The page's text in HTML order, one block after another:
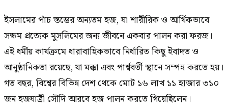
ইসলামের পাঁচ স্তম্ভের অন্যতম হজ, যা শারীরিক ও আর্থিকভাবে
সক্ষম প্রত্যেক মুসলিমের জন্য জীবনে একবার পালন করা ফরজ।
এই ধর্মীয় কার্যক্রমে ধারাবাহিকভাবে নির্ধারিত কিছু ইবাদত ও
আনুষ্ঠানিকতা রয়েছে, যা মক্কা এবং পার্শ্ববর্তী স্থানে সম্পন্ন করতে হয়।
গত বছর, বিশ্বের বিভিন্ন দেশ থেকে মোট ১৬ লাখ ১১ হাজার ৩১০
জন হজযাত্রী সৌদি আরবে হজ পালন করতে গিয়েছিলেন।